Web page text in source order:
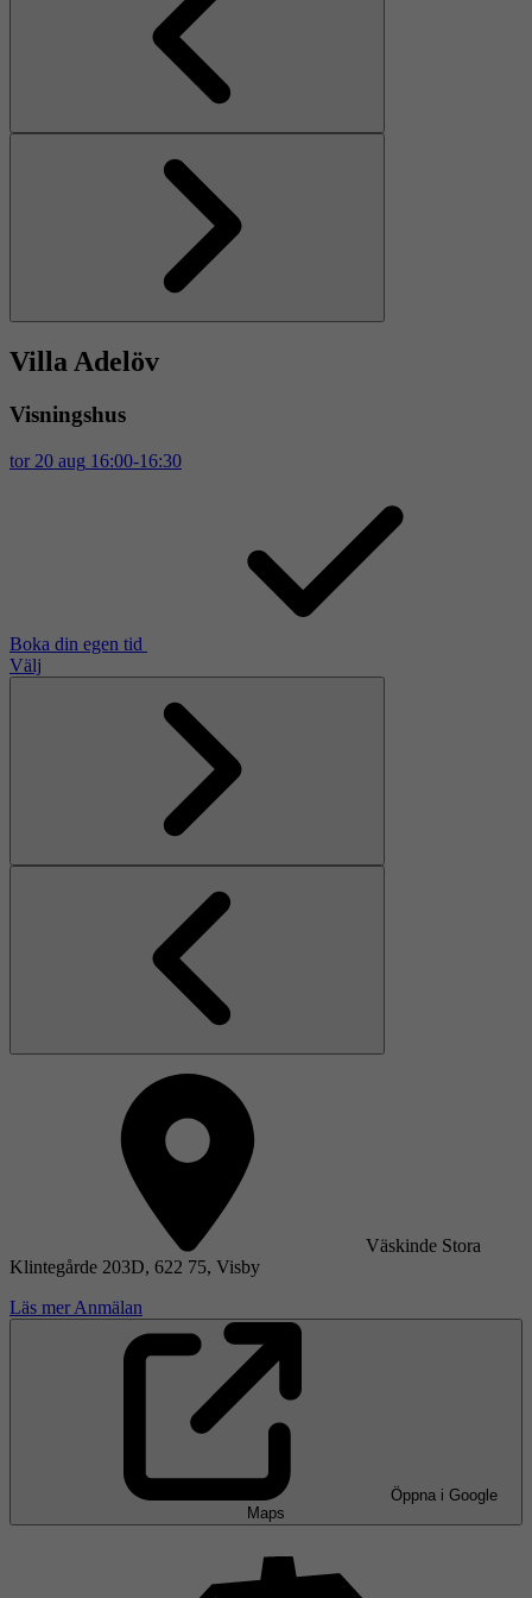
Föregående
Nästa
Villa Adelöv
Visningshus
tor 20 aug 16:00-16:30
Boka din egen tid
Välj
Väskinde Stora
Klintegårde 203D, 622 75, Visby
Läs mer Anmälan
Öppna i Google
Maps